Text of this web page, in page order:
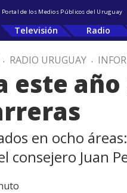
Portal de los Medios Públicos del Uruguay
Televisión Radio
. RADIO URUGUAY .
este
en ocho
consejero Juan